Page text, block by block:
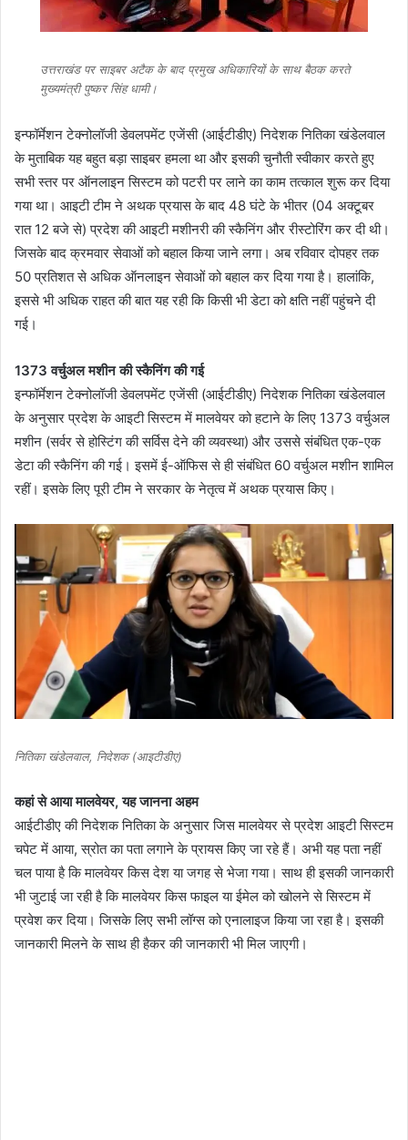
उत्तराखंड पर साइबर अटैक के बाद प्रमुख अधिकारियों के साथ बैठक करते
मुख्यमंत्री पुष्कर सिंह धामी।
इन्फॉर्मेशन टेक्नोलॉजी डेवलपमेंट एजेंसी (आईटीडीए) निदेशक नितिका खंडेलवाल
के मुताबिक यह बहुत बड़ा साइबर हमला था और इसकी चुनौती स्वीकार करते हुए
सभी स्तर पर ऑनलाइन सिस्टम को पटरी पर लाने का काम तत्काल शुरू कर दिया
गया था। आइटी टीम ने अथक प्रयास के बाद 48 घंटे के भीतर (04 अक्टूबर
रात 12 बजे से) प्रदेश की आइटी मशीनरी की स्कैनिंग और रीस्टोरिंग कर दी थी।
जिसके बाद क्रमवार सेवाओं को बहाल किया जाने लगा। अब रविवार दोपहर तक
50 प्रतिशत से अधिक ऑनलाइन सेवाओं को बहाल कर दिया गया है। हालांकि,
इससे भी अधिक राहत की बात यह रही कि किसी भी डेटा को क्षति नहीं पहुंचने दी
गई।
1373 वर्चुअल मशीन की स्कैनिंग की गई
इन्फॉर्मेशन टेक्नोलॉजी डेवलपमेंट एजेंसी (आईटीडीए) निदेशक नितिका खंडेलवाल
के अनुसार प्रदेश के आइटी सिस्टम में मालवेयर को हटाने के लिए 1373 वर्चुअल
मशीन (सर्वर से होस्टिंग की सर्विस देने की व्यवस्था) और उससे संबंधित एक-एक
डेटा की स्कैनिंग की गई। इसमें ई-ऑफिस से ही संबंधित 60 वर्चुअल मशीन शामिल
रहीं। इसके लिए पूरी टीम ने सरकार के नेतृत्व में अथक प्रयास किए।
नितिका खंडेलवाल, निदेशक (आइटीडीए)
कहां से आया मालवेयर, यह जानना अहम
आईटीडीए की निदेशक नितिका के अनुसार जिस मालवेयर से प्रदेश आइटी सिस्टम
चपेट में आया, स्रोत का पता लगाने के प्रायस किए जा रहे हैं। अभी यह पता नहीं
चल पाया है कि मालवेयर किस देश या जगह से भेजा गया। साथ ही इसकी जानकारी
भी जुटाई जा रही है कि मालवेयर किस फाइल या ईमेल को खोलने से सिस्टम में
प्रवेश कर दिया। जिसके लिए सभी लॉग्स को एनालाइज किया जा रहा है। इसकी
जानकारी मिलने के साथ ही हैकर की जानकारी भी मिल जाएगी।